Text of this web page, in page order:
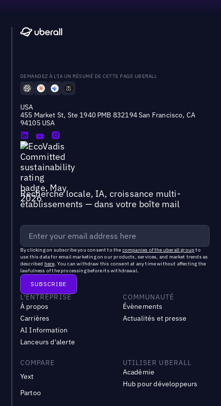
DEMANDEZ À L'IA UN RÉSUMÉ DE CETTE PAGE UBERALL
USA
455 Market St, Ste 1940 PMB 832194 San Francisco, CA
94105 USA
Recherche locale, IA, croissance multi-
établissements — dans votre boîte mail
By clicking on subscribe you consent to the companies of the uberall groupto
use this data for email marketing on our products, services, and market trends as
described here. You can withdraw this consent at any time without affecting the
lawfulness of the processing before its withdrawal.
L'ENTREPRISE
À propos
Carrières
AI Information
Lanceurs d'alerte
COMMUNAUTÉ
Évènements
Actualités et presse
COMPARE
Yext
Partoo
UTILISER UBERALL
Académie
Hub pour développeurs